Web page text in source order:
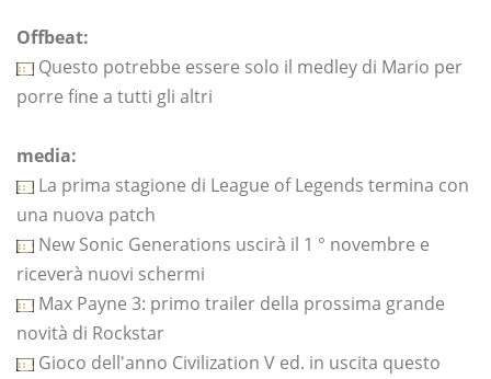
Offbeat:
Questo potrebbe essere solo il medley di Mario per
porre fine a tutti gli altri
media:
La prima stagione di League of Legends termina con
una nuova patch
New Sonic Generations uscirà il 1 ° novembre e
riceverà nuovi schermi
Max Payne 3: primo trailer della prossima grande
novità di Rockstar
Gioco dell'anno Civilization V ed. in uscita questo